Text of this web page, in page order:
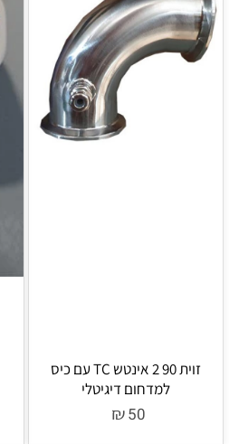
זוית 90 2 אינטש TC עם כיס
למדחום דיגיטלי
₪50